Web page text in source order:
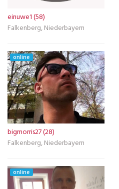
einuwe1 (58)
Falkenberg, Niederbayern
online
bigmorris27 (28)
Falkenberg, Niederbayern
online